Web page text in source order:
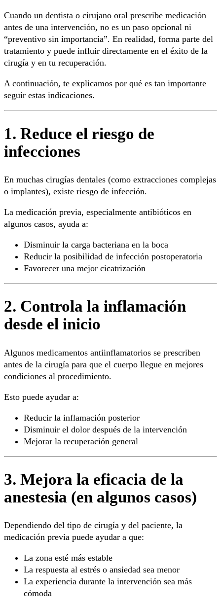
Cuando un dentista o cirujano oral prescribe medicación
antes de una intervención, no es un paso opcional ni
“preventivo sin importancia”. En realidad, forma parte del
tratamiento y puede influir directamente en el éxito de la
cirugía y en tu recuperación.
A continuación, te explicamos por qué es tan importante
seguir estas indicaciones.
1. Reduce el riesgo de
infecciones
En muchas cirugías dentales (como extracciones complejas
o implantes), existe riesgo de infección.
La medicación previa, especialmente antibióticos en
algunos casos, ayuda a:
Disminuir la carga bacteriana en la boca
Reducir la posibilidad de infección postoperatoria
Favorecer una mejor cicatrización
2. Controla la inflamación
desde el inicio
Algunos medicamentos antiinflamatorios se prescriben
antes de la cirugía para que el cuerpo llegue en mejores
condiciones al procedimiento.
Esto puede ayudar a:
Reducir la inflamación posterior
Disminuir el dolor después de la intervención
Mejorar la recuperación general
3. Mejora la eficacia de la
anestesia (en algunos casos)
Dependiendo del tipo de cirugía y del paciente, la
medicación previa puede ayudar a que:
La zona esté más estable
La respuesta al estrés o ansiedad sea menor
La experiencia durante la intervención sea más
cómoda